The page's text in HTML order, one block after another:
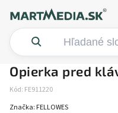
Opierka pred
Kód: FE911220
Značka: FELLOWES